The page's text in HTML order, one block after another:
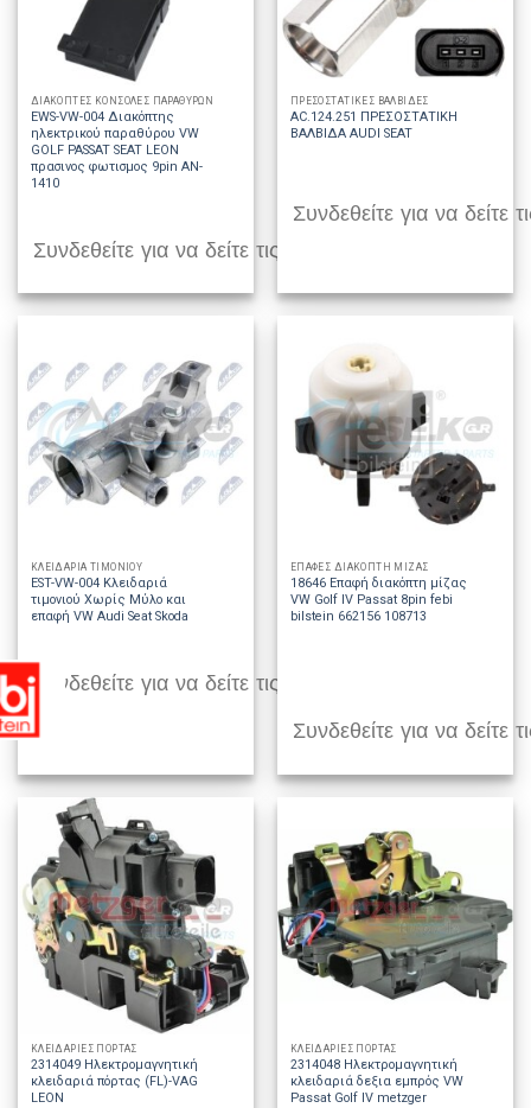
ΔΙΑΚΟΠΤΕΣ ΚΟΝΣΟΛΕΣ ΠΑΡΑΘΥΡΩΝ
EWS-VW-004 Διακόπτης
ηλεκτρικού παραθύρου VW
GOLF PASSAT SEAT LEON
πρασινος φωτισμος 9pin AN-
1410
Συνδεθείτε για να δείτε τις τιμές
ΠΡΕΣΟΣΤΑΤΙΚΕΣ ΒΑΛΒΙΔΕΣ
AC.124.251 ΠΡΕΣΟΣΤΑΤΙΚΗ
ΒΑΛΒΙΔΑ AUDI SEAT
Συνδεθείτε για να δείτε
ΚΛΕΙΔΑΡΙΑ ΤΙΜΟΝΙΟΥ
EST-VW-004 Κλειδαριά
τιμονιού Χωρίς Μύλο και
επαφή VW Audi Seat Skoda
Συνδεθείτε για να δείτε τις τιμές
ΕΠΑΦΕΣ ΔΙΑΚΟΠΤΗ ΜΙΖΑΣ
18646 Επαφή διακόπτη μίζας
VW Golf IV Passat 8pin febi
bilstein 662156 108713
Συνδεθείτε για να δείτε
ΚΛΕΙΔΑΡΙΕΣ ΠΟΡΤΑΣ
2314049 Ηλεκτρομαγνητική
κλειδαριά πόρτας (FL)-VAG
LEON
ΚΛΕΙΔΑΡΙΕΣ ΠΟΡΤΑΣ
2314048 Ηλεκτρομαγνητική
κλειδαριά δεξια εμπρός VW
Passat Golf IV metzger